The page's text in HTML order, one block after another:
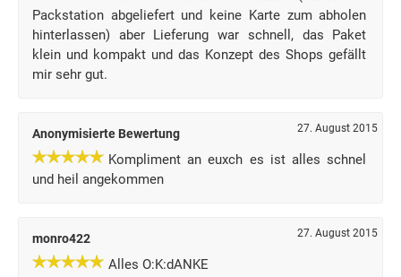
Packstation abgeliefert und keine Karte zum abholen
hinterlassen) aber Lieferung war schnell, das Paket
klein und kompakt und das Konzept des Shops gefällt
mir sehr gut.
Anonymisierte Bewertung 27. August 2015
Kompliment an euxch es ist alles schnel
und heil angekommen
monro422 27. August 2015
Alles O:K:dANKE